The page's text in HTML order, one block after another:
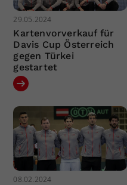
29.05.2024
Kartenvorverkauf für
Davis Cup Österreich
gegen Türkei
gestartet
08.02.2024